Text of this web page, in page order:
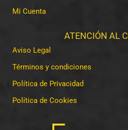
Mi Cuenta
ATENCIÓN AL
Aviso Legal
Términos y condiciones
Política de Privacidad
Política de Cookies